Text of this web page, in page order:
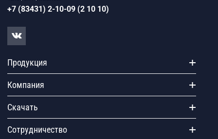
+7 (83431) 2-10-09 (2 10 10)
Продукция
Компания
Скачать
Сотрудничество